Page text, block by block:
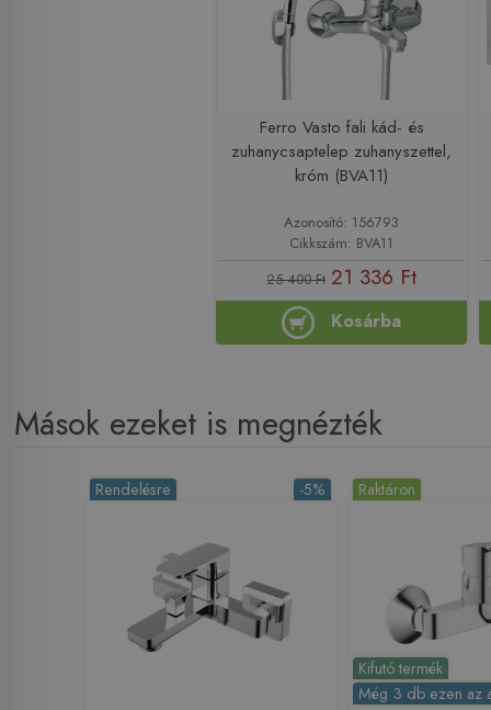
Ferro Vasto fali kád- és
zuhanycsaptelep zuhanyszettel,
króm (BVA11)
Azonosító: 156793
Cikkszám: BVA11
25 400 Ft 21 336 Ft
Kosárba
Mások ezeket is megnézték
-5%
Rendelésre
Kifutó termék
Még 3 db ezen az
Raktáron